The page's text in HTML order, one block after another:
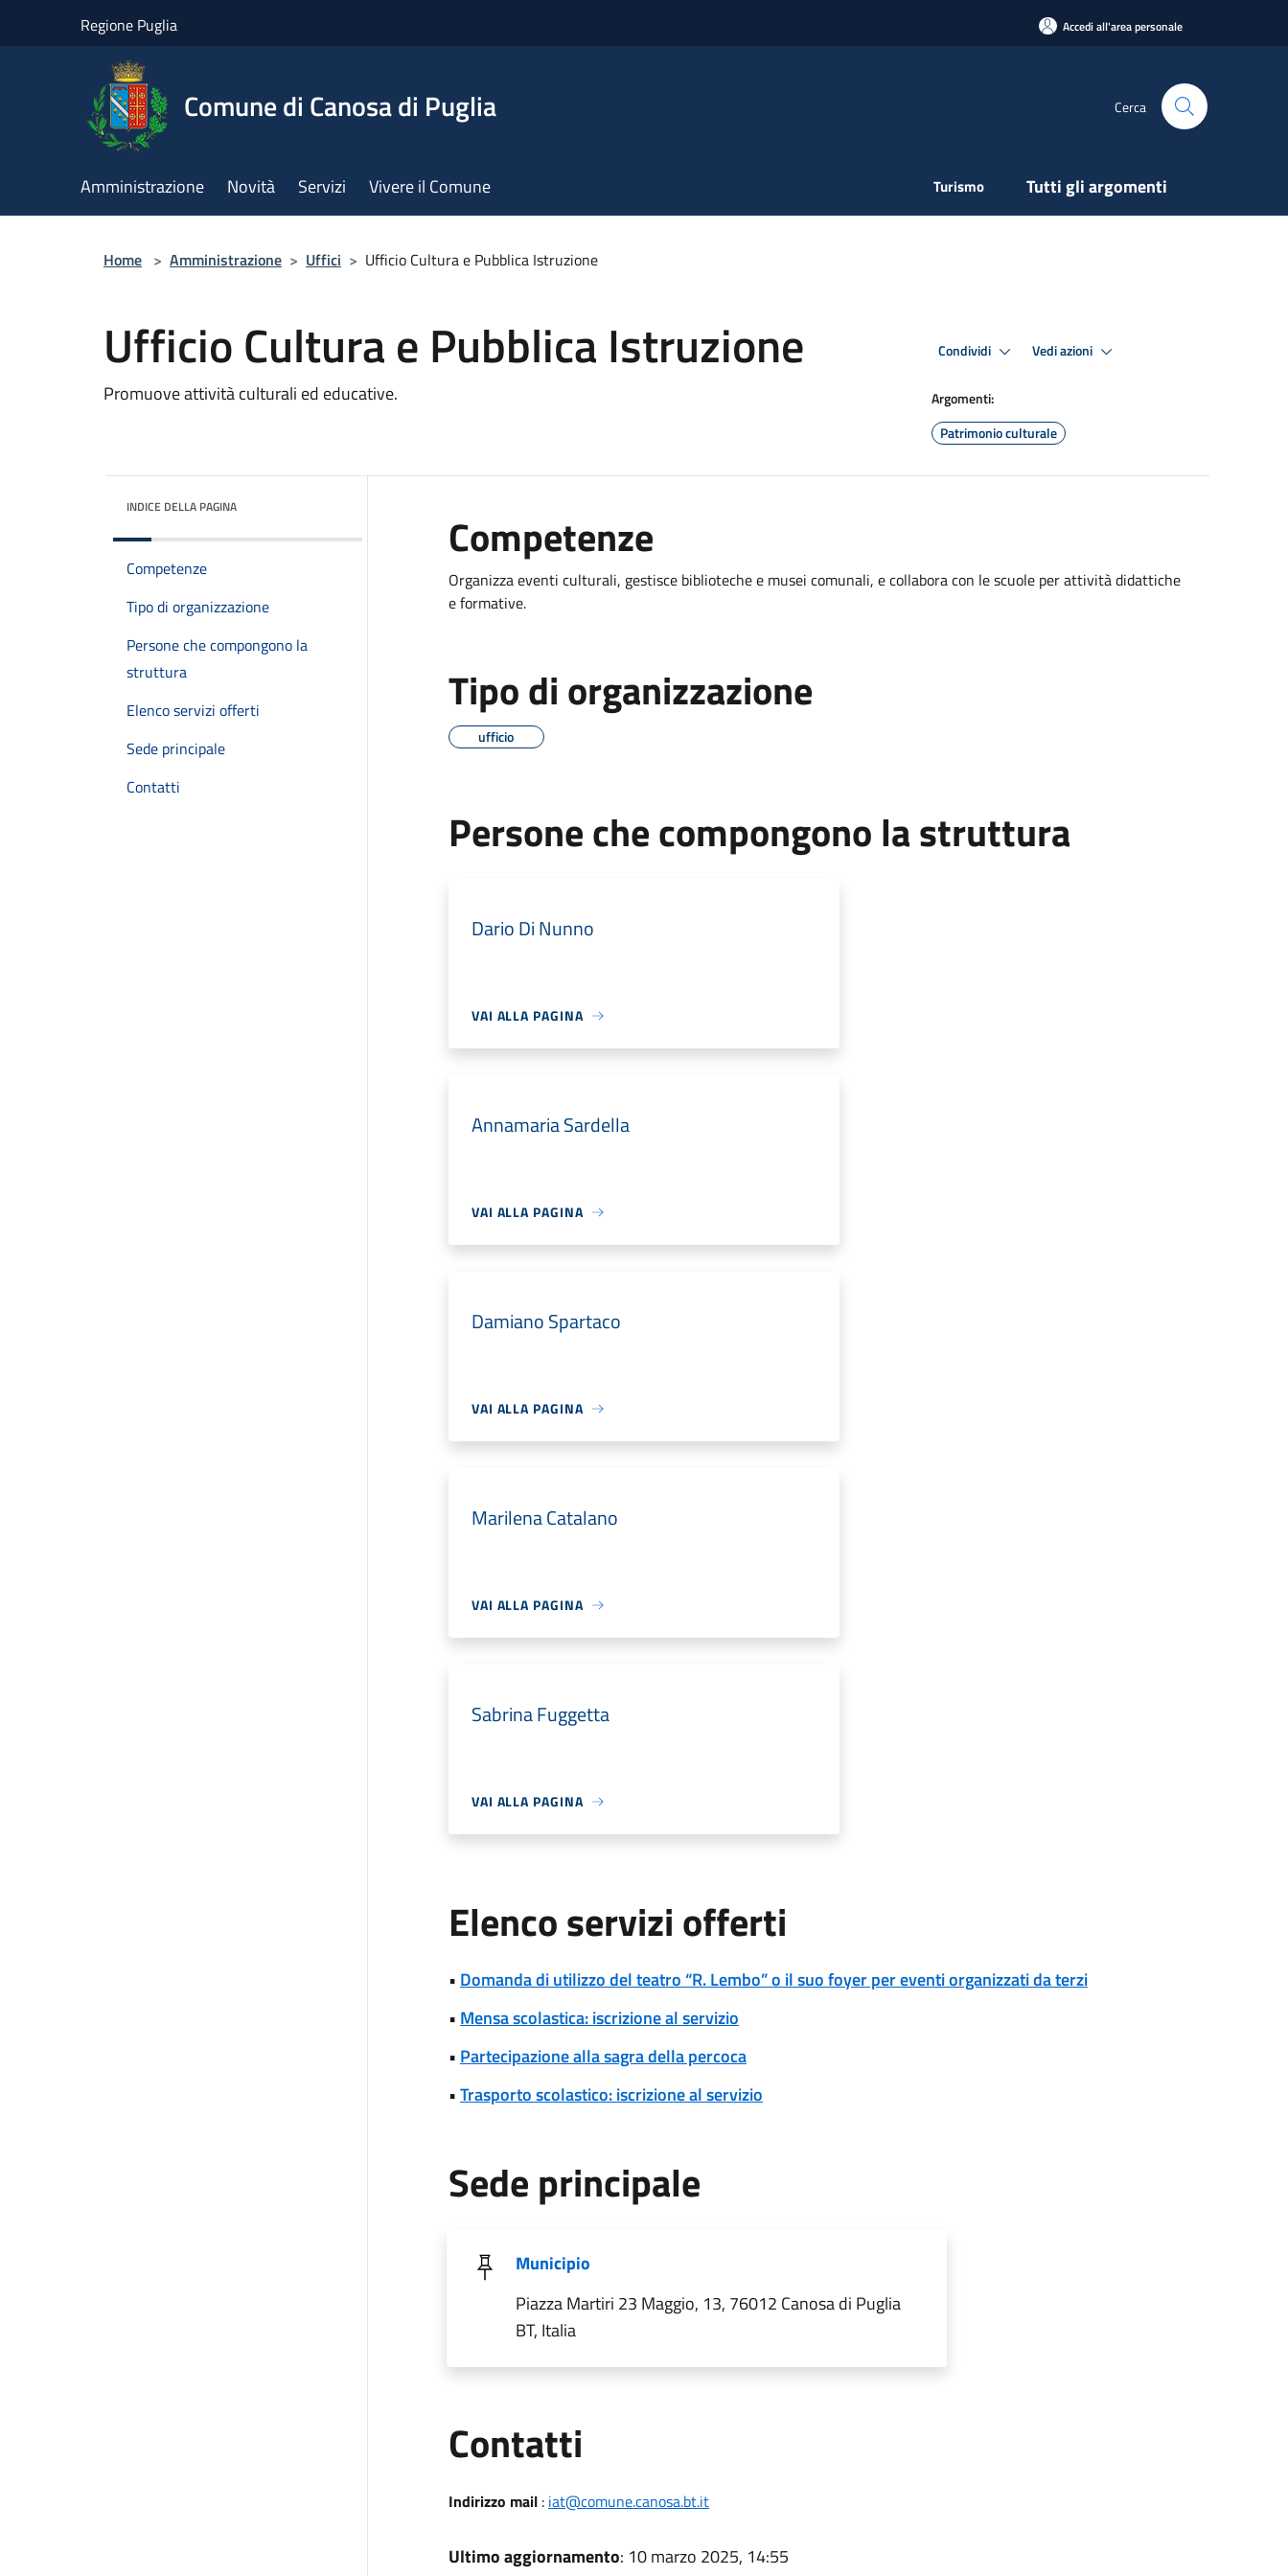
Regione Puglia Accedi all'area personale
Comune di Canosa di Puglia Cerca
Amministrazione Novità Servizi Vivere il Comune Turismo Tutti gli argomenti
Home > Amministrazione > Uffici > Ufficio Cultura e Pubblica Istruzione
Ufficio Cultura e Pubblica Istruzione
Promuove attività culturali ed educative.
Condividi Vedi azioni
Argomenti:
Patrimonio culturale
INDICE DELLA PAGINA
Competenze
Tipo di organizzazione
Persone che compongono la
struttura
Elenco servizi offerti
Sede principale
Contatti
Competenze
Organizza eventi culturali, gestisce biblioteche e musei comunali, e collabora con le scuole per attività didattiche
e formative.
Tipo di organizzazione
ufficio
Persone che compongono la struttura
Dario Di Nunno
VAI ALLA PAGINA
Annamaria Sardella
VAI ALLA PAGINA
Damiano Spartaco
VAI ALLA PAGINA
Marilena Catalano
VAI ALLA PAGINA
Sabrina Fuggetta
VAI ALLA PAGINA
Elenco servizi offerti
• Domanda di utilizzo del teatro “R. Lembo” o il suo foyer per eventi organizzati da terzi
• Mensa scolastica: iscrizione al servizio
• Partecipazione alla sagra della percoca
•Trasporto scolastico: iscrizione al servizio
Sede principale
Municipio
Piazza Martiri 23 Maggio, 13, 76012 Canosa di Puglia
BT, Italia
Contatti
Indirizzo mail: iat@comune.canosa.bt.it
Ultimo aggiornamento: 10 marzo 2025, 14:55